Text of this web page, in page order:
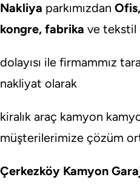
Nakliya parkımızdan
kongre, fabrika ve tekstil
dolayısı ile firmammız
nakliyat olarak
kiralık araç kamyon
müşterilerimize çözüm
Çerkezköy Kamyon